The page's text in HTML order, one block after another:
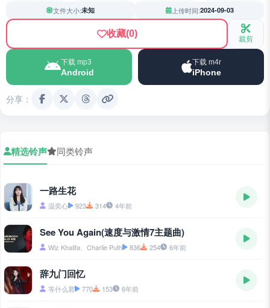
文件大小:未知 上传时间:2024-09-03
收藏(0) 裁剪
下载 mp3
Android
下载 m4r
iPhone
分享：
精选铃声 同类铃声
一路生花
温奕心 923 314 4年前
See You Again(速度与激情7主题曲)
Wiz Khalifa、Charlie Puth 836 254 6年前
辞九门回忆
等什么君 770 153 6年前